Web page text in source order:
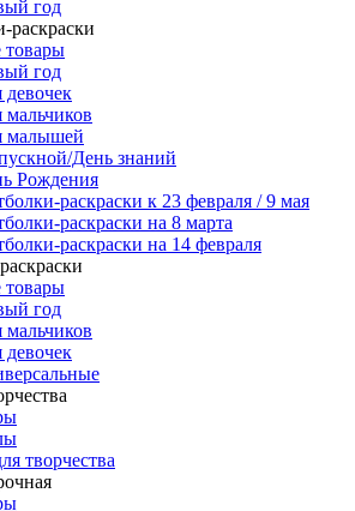
год
раскраски
товары
год
девочек
мальчиков
малышей
День знаний
Рождения
раскраски к 23 февраля / 9 мая
раскраски на 8 марта
раскраски на 14 февраля
товары
год
мальчиков
девочек
творчества